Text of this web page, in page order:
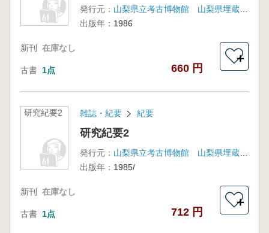
発行元：
山梨県立考古博物館 山梨県埋蔵文化財センター
出版年： 1986
新刊 在庫なし
古書 1点 660 円
＋
研究紀要2 雑誌・紀要 紀要
研究紀要2
発行元：
山梨県立考古博物館 山梨県埋蔵文化財センター
出版年： 1985/
新刊 在庫なし
古書 1点 712 円
＋